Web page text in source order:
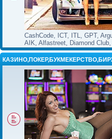
CashCode, ICT, ITL, GPT,
AIK, Alfastreet, Diamond